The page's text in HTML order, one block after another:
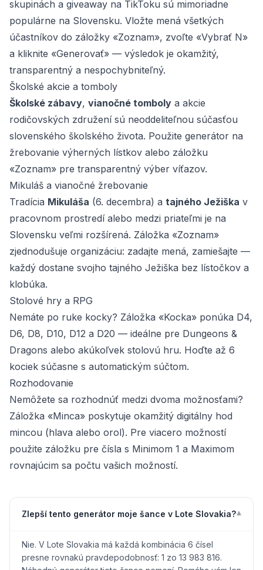
skupinách a giveaway na TikToku sú mimoriadne
populárne na Slovensku. Vložte mená všetkých
účastníkov do záložky «Zoznam», zvoľte «Vybrať N»
a kliknite «Generovať» — výsledok je okamžitý,
transparentný a nespochybniteľný.
Školské akcie a tomboly
Školské zábavy, vianočné tomboly a akcie
rodičovských združení sú neoddeliteľnou súčasťou
slovenského školského života. Použite generátor na
žrebovanie výherných lístkov alebo záložku
«Zoznam» pre transparentný výber víťazov.
Mikuláš a vianočné žrebovanie
Tradícia Mikuláša (6. decembra) a tajného Ježiška v
pracovnom prostredí alebo medzi priateľmi je na
Slovensku veľmi rozšírená. Záložka «Zoznam»
zjednodušuje organizáciu: zadajte mená, zamiešajte —
každý dostane svojho tajného Ježiška bez lístočkov a
klobúka.
Stolové hry a RPG
Nemáte po ruke kocky? Záložka «Kocka» ponúka D4,
D6, D8, D10, D12 a D20 — ideálne pre Dungeons &
Dragons alebo akúkoľvek stolovú hru. Hoďte až 6
kociek súčasne s automatickým súčtom.
Rozhodovanie
Nemôžete sa rozhodnúť medzi dvoma možnosťami?
Záložka «Minca» poskytuje okamžitý digitálny hod
mincou (hlava alebo orol). Pre viacero možností
použite záložku pre čísla s Minimom 1 a Maximom
rovnajúcim sa počtu vašich možností.
Zlepší tento generátor moje šance v Lote Slovakia?▾
Nie. V Lote Slovakia má každá kombinácia 6 čísel
presne rovnakú pravdepodobnosť: 1 zo 13 983 816.